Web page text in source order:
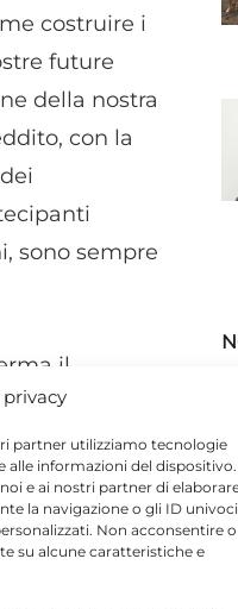
partner utilizziamo tecnologie
alle informazioni del
e ai nostri partner di
la navigazione o gli ID univoci
Non acconsentire o
su alcune caratteristiche e
costruire i
future
della nostra
con la
sono sempre
il
cercheremo di
restando
successo.
per
che
i visitatori